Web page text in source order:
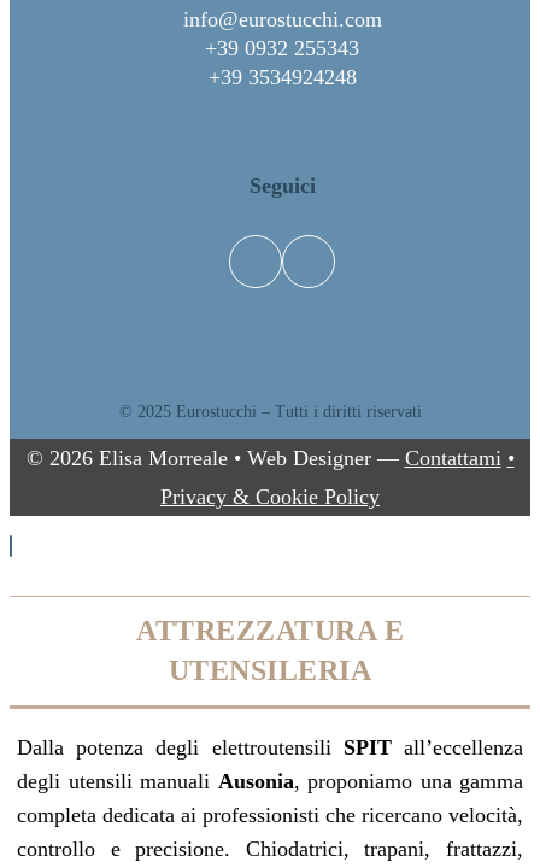
info@eurostucchi.com
+39 0932 255343
+39 3534924248
Seguici
© 2025 Eurostucchi – Tutti i diritti riservati
© 2026 Elisa Morreale • Web Designer — Contattami •
Privacy & Cookie Policy
ATTREZZATURA E
UTENSILERIA
Dalla potenza degli elettroutensili SPITall’eccellenza
degli utensili manuali Ausonia, proponiamo una gamma
completa dedicata ai professionisti che ricercano velocità,
controllo e precisione. Chiodatrici, trapani, frattazzi,